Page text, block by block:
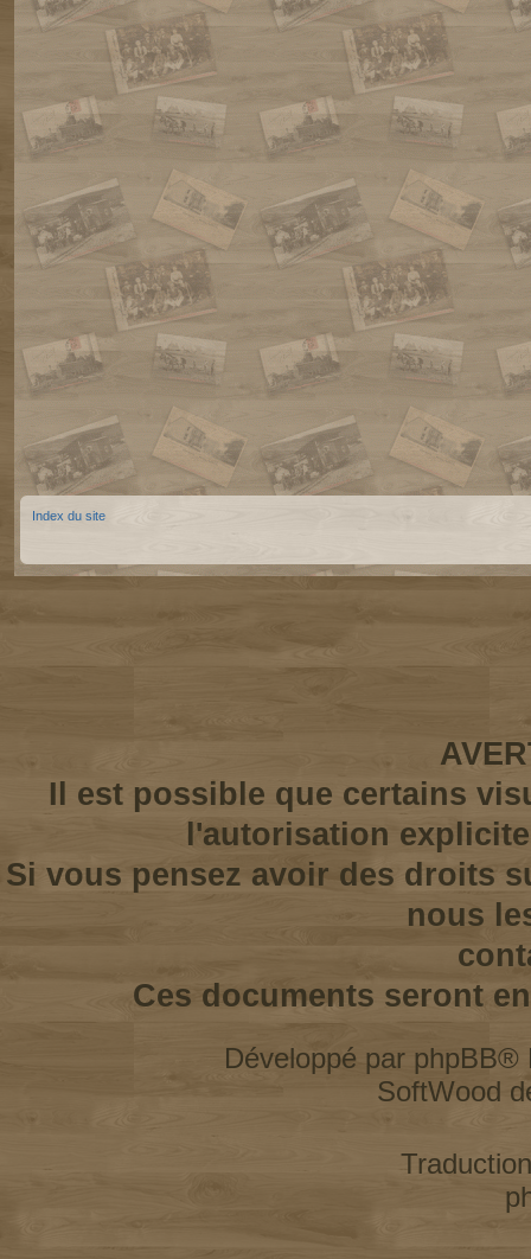
Index du site
Il est possible que certains
l'autorisation
Si vous pensez avoir des droits
nous
Ces documents seront
Développé par phpBB®
SoftWood